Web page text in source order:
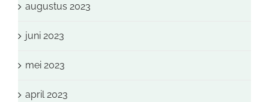
augustus 2023
juni 2023
mei 2023
april 2023